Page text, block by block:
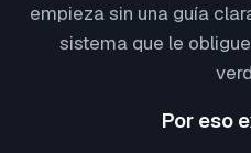
empieza sin una guía
sistema que le
Por eso